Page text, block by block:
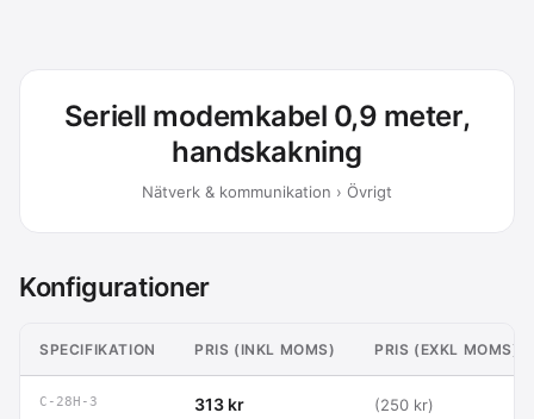
Seriell modemkabel 0,9 meter,
handskakning
Nätverk & kommunikation › Övrigt
Konfigurationer
SPECIFIKATION PRIS (INKL MOMS) PRIS (EXKL MOMS)
C-28H-3 313 kr (250 kr)